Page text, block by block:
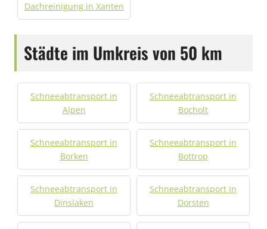
Dachreinigung in Xanten
Städte im Umkreis von 50 km
Schneeabtransport in
Alpen
Schneeabtransport in
Bocholt
Schneeabtransport in
Borken
Schneeabtransport in
Bottrop
Schneeabtransport in
Dinslaken
Schneeabtransport in
Dorsten